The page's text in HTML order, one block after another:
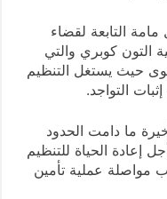
التابعة لقضاء
التون كوبري والتي
حيث يستغل التنظيم
التواجد.
ما دامت الحدود
الحياة للتنظيم
مواصلة عملية تأمين